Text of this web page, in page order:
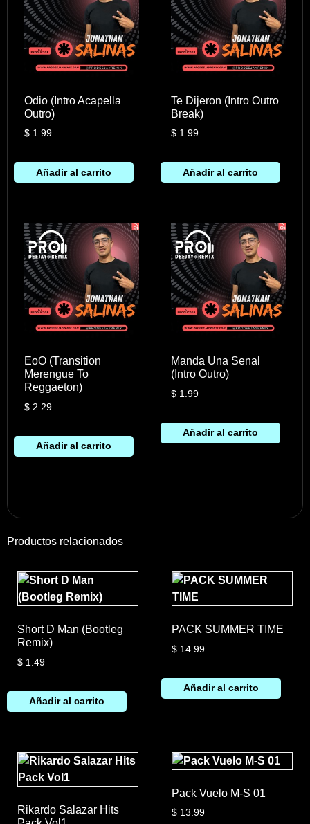
Odio (Intro Acapella
Outro)
$1.99
Añadir al carrito
Te Dijeron (Intro Outro
Break)
$ 1.99
Añadir al carrito
EoO (Transition
Merengue To
Reggaeton)
$2.29
Añadir al carrito
Manda Una Senal
(Intro Outro)
$ 1.99
Añadir al carrito
Productos relacionados
Short D Man (Bootleg
Remix)
$ 1.49
Añadir al carrito
PACK SUMMER TIME
$14.99
Añadir al carrito
Rikardo Salazar Hits
Pack Vuelo M-S 01
$13.99